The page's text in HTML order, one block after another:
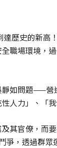
歷史的新高
職場環境，
如問題——營
人力」、「
其官僚，而
爭，透過群眾